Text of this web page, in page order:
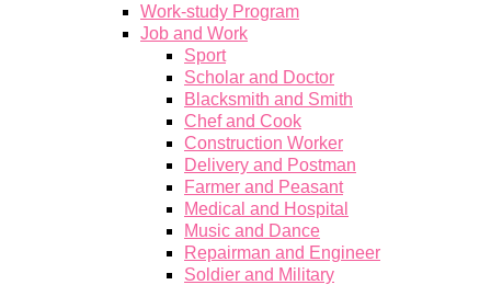
Work-study Program
Job and Work
Sport
Scholar and Doctor
Blacksmith and Smith
Chef and Cook
Construction Worker
Delivery and Postman
Farmer and Peasant
Medical and Hospital
Music and Dance
Repairman and Engineer
Soldier and Military